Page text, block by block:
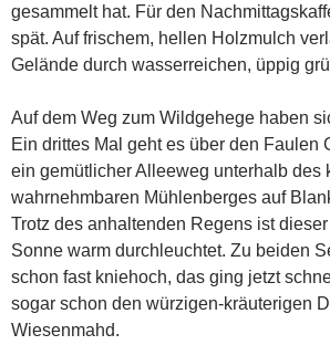
gesammelt hat. Für den
spät. Auf frischem, hellen Holzmulch
Gelände durch wasserreichen, üppig
Auf dem Weg zum Wildgehege haben
Ein drittes Mal geht es über den Faulen
ein gemütlicher Alleeweg unterhalb des
wahrnehmbaren Mühlenberges auf
Trotz des anhaltenden Regens ist
Sonne warm durchleuchtet. Zu beiden
schon fast kniehoch, das ging jetzt
sogar schon den würzigen-kräuterigen
Wiesenmahd.